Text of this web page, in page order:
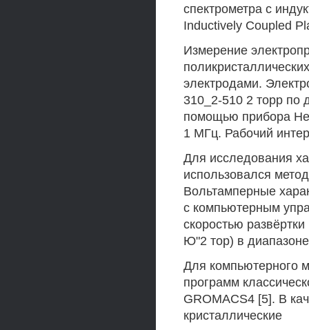
спектрометра с
Inductively Coupled
Измерение
электродами.
310_2-510 2 торр по
помощью прибора
1 МГц. Рабочий
Для исследования
использовался
Вольтамперные
с компьютерным
скоростью
Ю"2 тор) в
Для компьютерного
программ
GROMACS4 [5]. В
кристаллические